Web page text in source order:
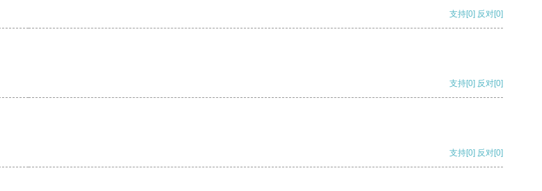
支持[0] 反对[0]
支持[0] 反对[0]
支持[0] 反对[0]